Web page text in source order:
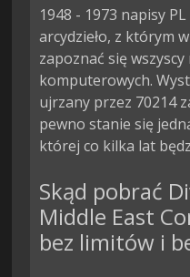
1948 - 1973 napisy
arcydzieło, z którym
zapoznać się wszyscy
komputerowych.
ujrzany przez 70214
pewno stanie się
której co kilka lat
Skąd pobrać
Middle East
bez limitów i